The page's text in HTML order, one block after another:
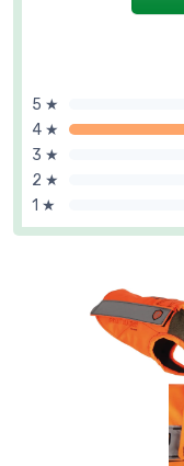
5 ★
4 ★
3 ★
2 ★
1 ★